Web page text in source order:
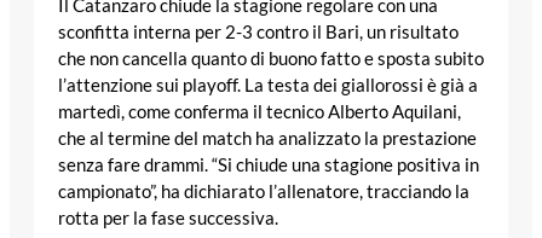
Il Catanzaro chiude la stagione regolare con una
sconfitta interna per 2-3 contro il Bari, un risultato
che non cancella quanto di buono fatto e sposta subito
l’attenzione sui playoff. La testa dei giallorossi è già a
martedì, come conferma il tecnico Alberto Aquilani,
che al termine del match ha analizzato la prestazione
senza fare drammi. “Si chiude una stagione positiva in
campionato”, ha dichiarato l’allenatore, tracciando la
rotta per la fase successiva.